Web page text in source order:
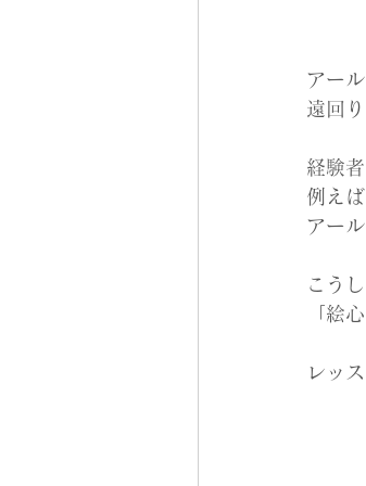
アー
遠回
経験
例え
アー
こう
「絵
レッ